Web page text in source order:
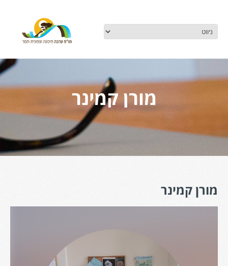
מורן קמינר
מורן קמינר